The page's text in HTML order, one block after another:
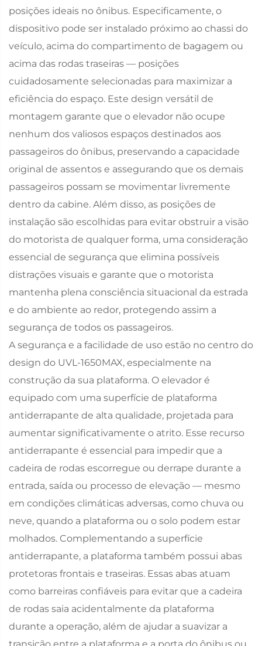
posições ideais no ônibus. Especificamente, o
dispositivo pode ser instalado próximo ao chassi do
veículo, acima do compartimento de bagagem ou
acima das rodas traseiras — posições
cuidadosamente selecionadas para maximizar a
eficiência do espaço. Este design versátil de
montagem garante que o elevador não ocupe
nenhum dos valiosos espaços destinados aos
passageiros do ônibus, preservando a capacidade
original de assentos e assegurando que os demais
passageiros possam se movimentar livremente
dentro da cabine. Além disso, as posições de
instalação são escolhidas para evitar obstruir a visão
do motorista de qualquer forma, uma consideração
essencial de segurança que elimina possíveis
distrações visuais e garante que o motorista
mantenha plena consciência situacional da estrada
e do ambiente ao redor, protegendo assim a
segurança de todos os passageiros.
A segurança e a facilidade de uso estão no centro do
design do UVL-1650MAX, especialmente na
construção da sua plataforma. O elevador é
equipado com uma superfície de plataforma
antiderrapante de alta qualidade, projetada para
aumentar significativamente o atrito. Esse recurso
antiderrapante é essencial para impedir que a
cadeira de rodas escorregue ou derrape durante a
entrada, saída ou processo de elevação — mesmo
em condições climáticas adversas, como chuva ou
neve, quando a plataforma ou o solo podem estar
molhados. Complementando a superfície
antiderrapante, a plataforma também possui abas
protetoras frontais e traseiras. Essas abas atuam
como barreiras confiáveis para evitar que a cadeira
de rodas saia acidentalmente da plataforma
durante a operação, além de ajudar a suavizar a
transição entre a plataforma e a porta do ônibus ou